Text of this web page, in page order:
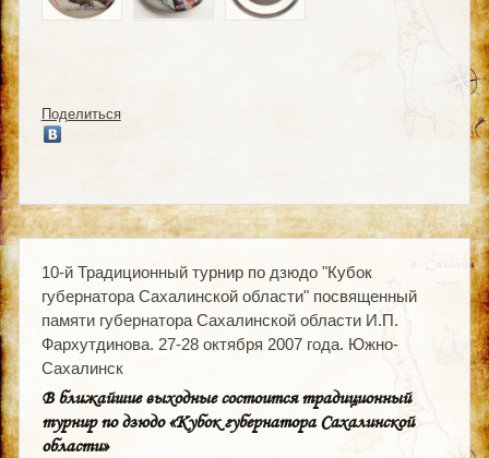
Поделиться
10-й Традиционный турнир по дзюдо "Кубок
губернатора Сахалинской области" посвященный
памяти губернатора Сахалинской области И.П.
Фархутдинова. 27-28 октября 2007 года. Южно-
Сахалинск
В ближайшие выходные состоится традиционный
турнир по дзюдо «Кубок губернатора Сахалинской
области»